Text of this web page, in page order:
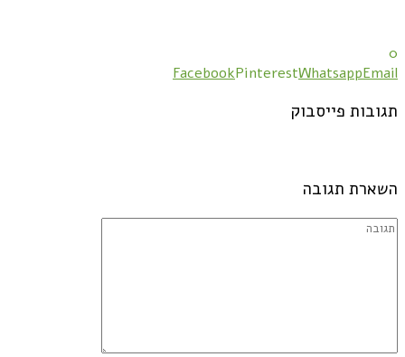
0
FacebookPinterestWhatsappEmail
תגובות פייסבוק
השארת תגובה